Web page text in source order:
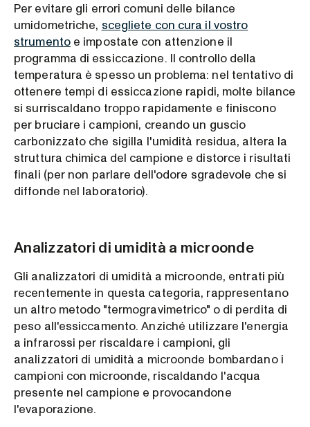
Per evitare gli errori comuni delle bilance
umidometriche, scegliete con cura il vostro
strumentoe impostate con attenzione il
programma di essiccazione. Il controllo della
temperatura è spesso un problema: nel tentativo di
ottenere tempi di essiccazione rapidi, molte bilance
si surriscaldano troppo rapidamente e finiscono
per bruciare i campioni, creando un guscio
carbonizzato che sigilla l'umidità residua, altera la
struttura chimica del campione e distorce i risultati
finali (per non parlare dell'odore sgradevole che si
diffonde nel laboratorio).
Analizzatori di umidità a microonde
Gli analizzatori di umidità a microonde, entrati più
recentemente in questa categoria, rappresentano
un altro metodo "termogravimetrico" o di perdita di
peso all'essiccamento. Anziché utilizzare l'energia
a infrarossi per riscaldare i campioni, gli
analizzatori di umidità a microonde bombardano i
campioni con microonde, riscaldando l'acqua
presente nel campione e provocandone
l'evaporazione.